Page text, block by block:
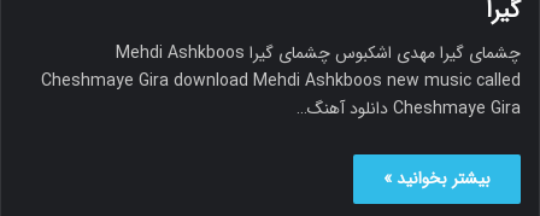
گیرا
چشمای گیرا مهدی اشکبوس چشمای گیرا Mehdi Ashkboos
Cheshmaye Gira download Mehdi Ashkboos new music called
Cheshmaye Gira دانلود آهنگ…
بیشتر بخوانید »